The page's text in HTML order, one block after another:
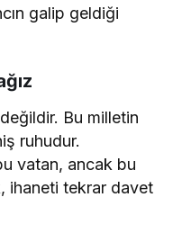
galip geldiği
Bu milletin
ruhudur.
vatan, ancak bu
ihaneti tekrar davet